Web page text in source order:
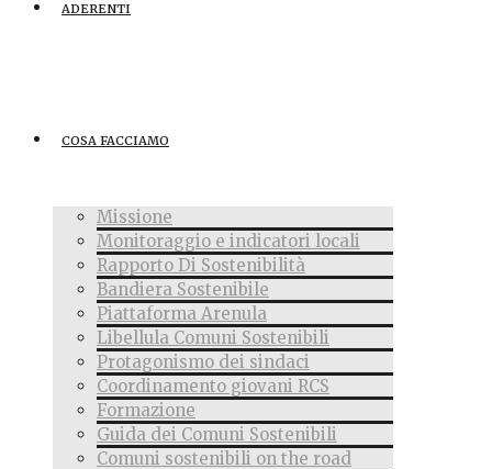
ADERENTI
COSA FACCIAMO
Missione
Monitoraggio e indicatori locali
Rapporto Di Sostenibilità
Bandiera Sostenibile
Piattaforma Arenula
Libellula Comuni Sostenibili
Protagonismo dei sindaci
Coordinamento giovani RCS
Formazione
Guida dei Comuni Sostenibili
Comuni sostenibili on the road